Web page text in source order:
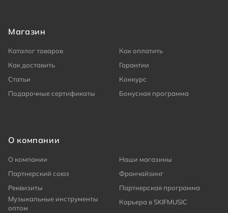
Магазин
Каталог товаров
Как оплатить
Как доставить
Гарантии
Статьи
Конкурс
Подарочные сертификаты
Бонусная программа
О компании
О компании
Наши магазины
Партнерский союз
Франчайзинг
Реквизиты
Партнерская программа
Музыкальные инструменты
оптом
Карьера в SKIFMUSIC